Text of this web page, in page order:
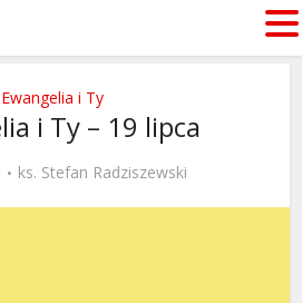
Ewangelia i Ty
i Ty – 19 lipca
ks. Stefan Radziszewski